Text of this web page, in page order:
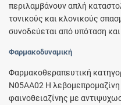
περιλαμβάνουν απλή
τονικούς και κλονικούς
συνοδεύεται από υπόταση
Φαρμακοδυναμική
Φαρμακοθεραπευτική
Ν05AA02 Η
φαινοθειαζίνης με